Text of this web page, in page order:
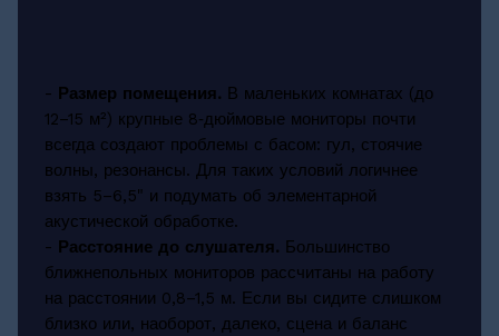
- Размер помещения. В маленьких комнатах (до
12–15 м²) крупные 8‑дюймовые мониторы почти
всегда создают проблемы с басом: гул, стоячие
волны, резонансы. Для таких условий логичнее
взять 5–6,5" и подумать об элементарной
акустической обработке.
- Расстояние до слушателя. Большинство
ближнепольных мониторов рассчитаны на работу
на расстоянии 0,8–1,5 м. Если вы сидите слишком
близко или, наоборот, далеко, сцена и баланс